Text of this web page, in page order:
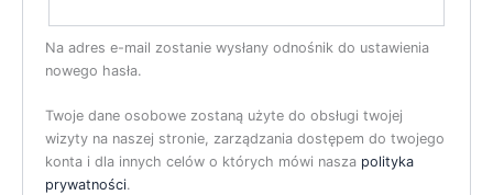
Na adres e-mail zostanie wysłany odnośnik do ustawienia
nowego hasła.
Twoje dane osobowe zostaną użyte do obsługi twojej
wizyty na naszej stronie, zarządzania dostępem do twojego
konta i dla innych celów o których mówi nasza polityka
prywatności.